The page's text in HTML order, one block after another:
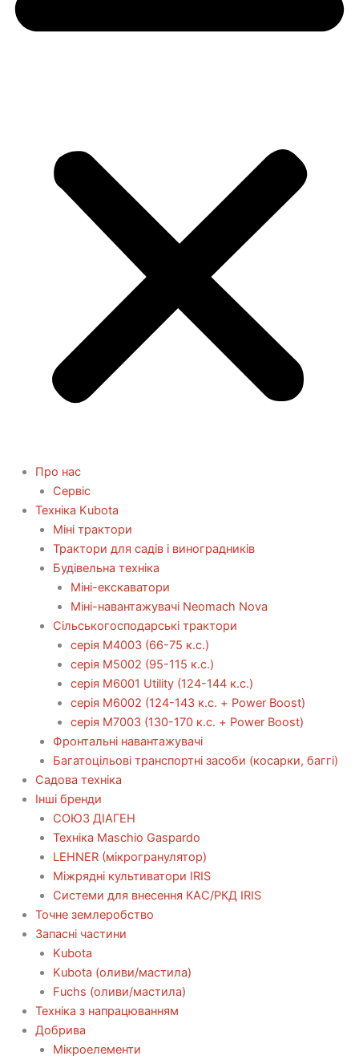
Про нас
Сервіс
Технiка Kubota
Міні трактори
Трактори для садів і виноградників
Будівельна техніка
Міні-екскаватори
Міні-навантажувачі Neomach Nova
Сільськогосподарські трактори
серія М4003 (66-75 к.с.)
серія М5002 (95-115 к.с.)
серія M6001 Utility (124-144 к.с.)
серія М6002 (124-143 к.с. + Power Boost)
серія М7003 (130-170 к.с. + Power Boost)
Фронтальні навантажувачі
Багатоцільові транспортні засоби (косарки, баггі)
Садова техніка
Інші бренди
СОЮЗ ДІАГЕН
Техніка Maschio Gaspardo
LEHNER (мікрогранулятор)
Міжрядні культиватори IRIS
Системи для внесення КАС/РКД IRIS
Точне землеробство
Запасні частини
Kubota
Kubota (оливи/мастила)
Fuchs (оливи/мастила)
Техніка з напрацюванням
Добрива
Мікроелементи